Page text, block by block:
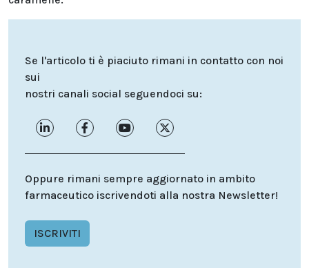
Se l'articolo ti è piaciuto rimani in contatto con noi
sui
nostri canali social seguendoci su:
Oppure rimani sempre aggiornato in ambito
farmaceutico iscrivendoti alla nostra Newsletter!
ISCRIVITI